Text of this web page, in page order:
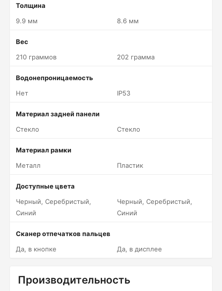
Толщина
9.9 мм
8.6 мм
Вес
210 граммов
202 грамма
Водонепроницаемость
Нет
IP53
Материал задней панели
Стекло
Стекло
Материал рамки
Металл
Пластик
Доступные цвета
Черный, Серебристый,
Синий
Черный, Серебристый,
Синий
Сканер отпечатков пальцев
Да, в кнопке
Да, в дисплее
Производительность